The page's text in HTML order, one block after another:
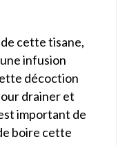
cette tisane,
infusion
décoction
drainer et
important de
boire cette